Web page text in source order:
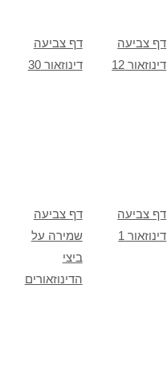
דף צביעה
דינוזאור 30
דף צביעה
דינוזאור 12
דף צביעה
שמירה על
ביצי
הדינוזאורים
דף צביעה
דינוזאור 1